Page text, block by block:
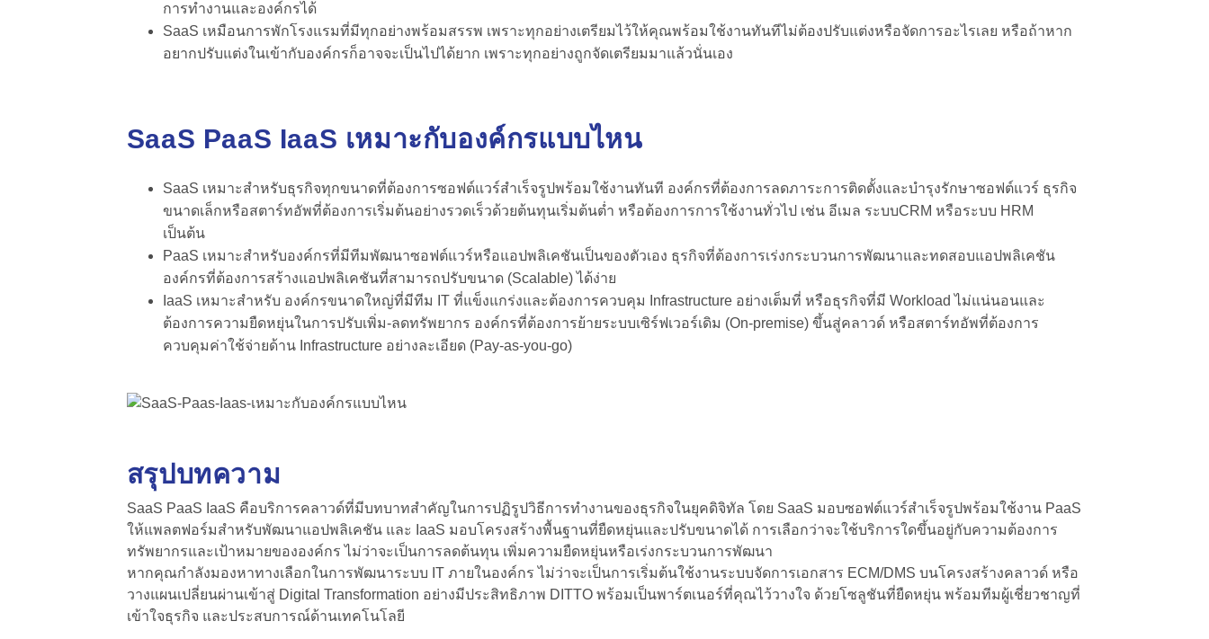
การทำงานและองค์กรได้
SaaS เหมือนการพักโรงแรมที่มีทุกอย่างพร้อมสรรพ เพราะทุกอย่างเตรียมไว้ให้คุณพร้อมใช้งานทันทีไม่ต้องปรับแต่งหรือจัดการอะไรเลย หรือถ้าหาก
อยากปรับแต่งในเข้ากับองค์กรก็อาจจะเป็นไปได้ยาก เพราะทุกอย่างถูกจัดเตรียมมาแล้วนั่นเอง
SaaS PaaS IaaS เหมาะกับองค์กรแบบไหน
SaaS เหมาะสำหรับธุรกิจทุกขนาดที่ต้องการซอฟต์แวร์สำเร็จรูปพร้อมใช้งานทันที องค์กรที่ต้องการลดภาระการติดตั้งและบำรุงรักษาซอฟต์แวร์ ธุรกิจ
ขนาดเล็กหรือสตาร์ทอัพที่ต้องการเริ่มต้นอย่างรวดเร็วด้วยต้นทุนเริ่มต้นต่ำ หรือต้องการการใช้งานทั่วไป เช่น อีเมล ระบบCRM หรือระบบ HRM
เป็นต้น
PaaS เหมาะสำหรับองค์กรที่มีทีมพัฒนาซอฟต์แวร์หรือแอปพลิเคชันเป็นของตัวเอง ธุรกิจที่ต้องการเร่งกระบวนการพัฒนาและทดสอบแอปพลิเคชัน
องค์กรที่ต้องการสร้างแอปพลิเคชันที่สามารถปรับขนาด (Scalable) ได้ง่าย
IaaS เหมาะสำหรับ องค์กรขนาดใหญ่ที่มีทีม IT ที่แข็งแกร่งและต้องการควบคุม Infrastructure อย่างเต็มที่ หรือธุรกิจที่มี Workload ไม่แน่นอนและ
ต้องการความยืดหยุ่นในการปรับเพิ่ม-ลดทรัพยากร องค์กรที่ต้องการย้ายระบบเซิร์ฟเวอร์เดิม (On-premise) ขึ้นสู่คลาวด์ หรือสตาร์ทอัพที่ต้องการ
ควบคุมค่าใช้จ่ายด้าน Infrastructure อย่างละเอียด (Pay-as-you-go)
สรุปบทความ
SaaS PaaS IaaS คือบริการคลาวด์ที่มีบทบาทสำคัญในการปฏิรูปวิธีการทำงานของธุรกิจในยุคดิจิทัล โดย SaaS มอบซอฟต์แวร์สำเร็จรูปพร้อมใช้งาน PaaS
ให้แพลตฟอร์มสำหรับพัฒนาแอปพลิเคชัน และ IaaS มอบโครงสร้างพื้นฐานที่ยืดหยุ่นและปรับขนาดได้ การเลือกว่าจะใช้บริการใดขึ้นอยู่กับความต้องการ
ทรัพยากรและเป้าหมายขององค์กร ไม่ว่าจะเป็นการลดต้นทุน เพิ่มความยืดหยุ่นหรือเร่งกระบวนการพัฒนา
หากคุณกำลังมองหาทางเลือกในการพัฒนาระบบ IT ภายในองค์กร ไม่ว่าจะเป็นการเริ่มต้นใช้งานระบบจัดการเอกสาร ECM/DMS บนโครงสร้างคลาวด์ หรือ
วางแผนเปลี่ยนผ่านเข้าสู่ Digital Transformation อย่างมีประสิทธิภาพ DITTO พร้อมเป็นพาร์ตเนอร์ที่คุณไว้วางใจ ด้วยโซลูชันที่ยืดหยุ่น พร้อมทีมผู้เชี่ยวชาญที่
เข้าใจธุรกิจ และประสบการณ์ด้านเทคโนโลยี